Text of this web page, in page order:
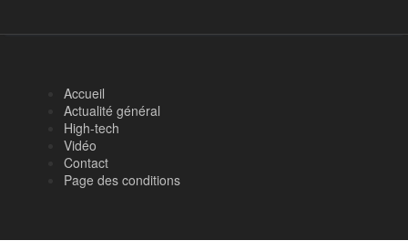
Accueil
Actualité général
High-tech
Vidéo
Contact
Page des conditions